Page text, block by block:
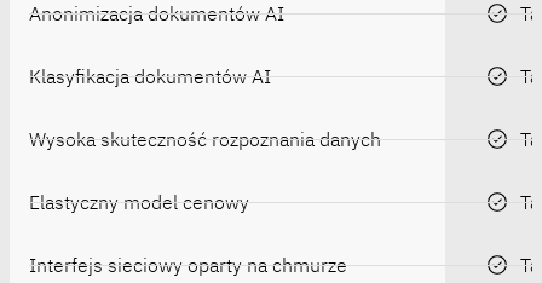
Anonimizacja dokumentów AI
Klasyfikacja dokumentów AI
Wysoka skuteczność rozpoznania danych
Elastyczny model cenowy
Interfejs sieciowy oparty na chmurze